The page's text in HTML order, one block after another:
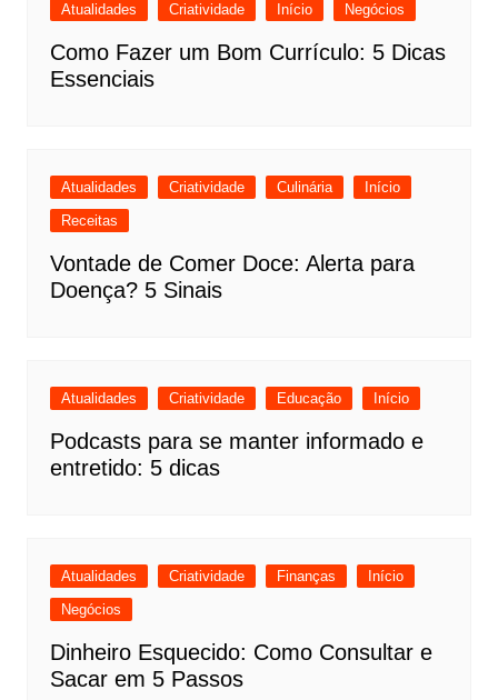
Atualidades Criatividade Início Negócios
Como Fazer um Bom Currículo: 5 Dicas
Essenciais
Atualidades Criatividade Culinária
Início
Receitas
Vontade de Comer Doce: Alerta para
Doença? 5 Sinais
Atualidades Criatividade Educação Início
Podcasts para se manter informado e
entretido: 5 dicas
Atualidades Criatividade Finanças
Início
Negócios
Dinheiro Esquecido: Como Consultar e
Sacar em 5 Passos